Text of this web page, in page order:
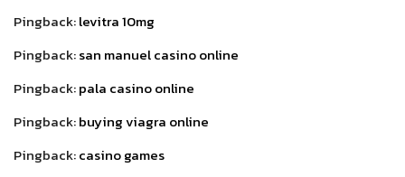
Pingback:levitra 10mg
Pingback:san manuel casino online
Pingback:pala casino online
Pingback:buying viagra online
Pingback:casino games